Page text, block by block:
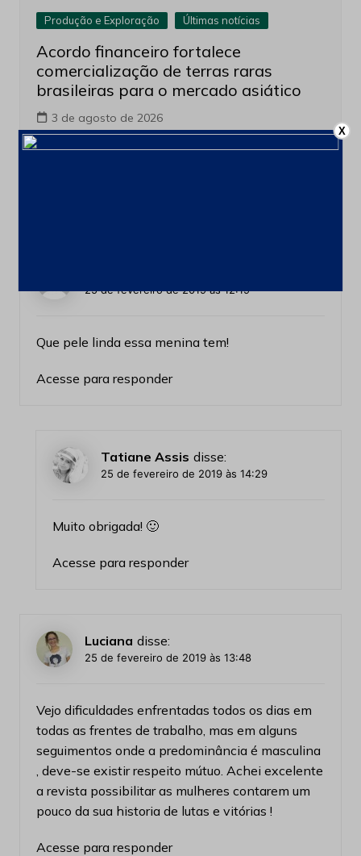
Produção e Exploração Últimas notícias
Acordo financeiro fortalece
comercialização de terras raras
brasileiras para o mercado asiático
3 de agosto de 2026
25 de fevereiro de 2019 às 12:19
Que pele linda essa menina tem!
Acesse para responder
Tatiane Assis disse:
25 de fevereiro de 2019 às 14:29
Muito obrigada! 🙂
Acesse para responder
Luciana disse:
25 de fevereiro de 2019 às 13:48
Vejo dificuldades enfrentadas todos os dias em
todas as frentes de trabalho, mas em alguns
seguimentos onde a predominância é masculina
, deve-se existir respeito mútuo. Achei excelente
a revista possibilitar as mulheres contarem um
pouco da sua historia de lutas e vitórias !
Acesse para responder
X